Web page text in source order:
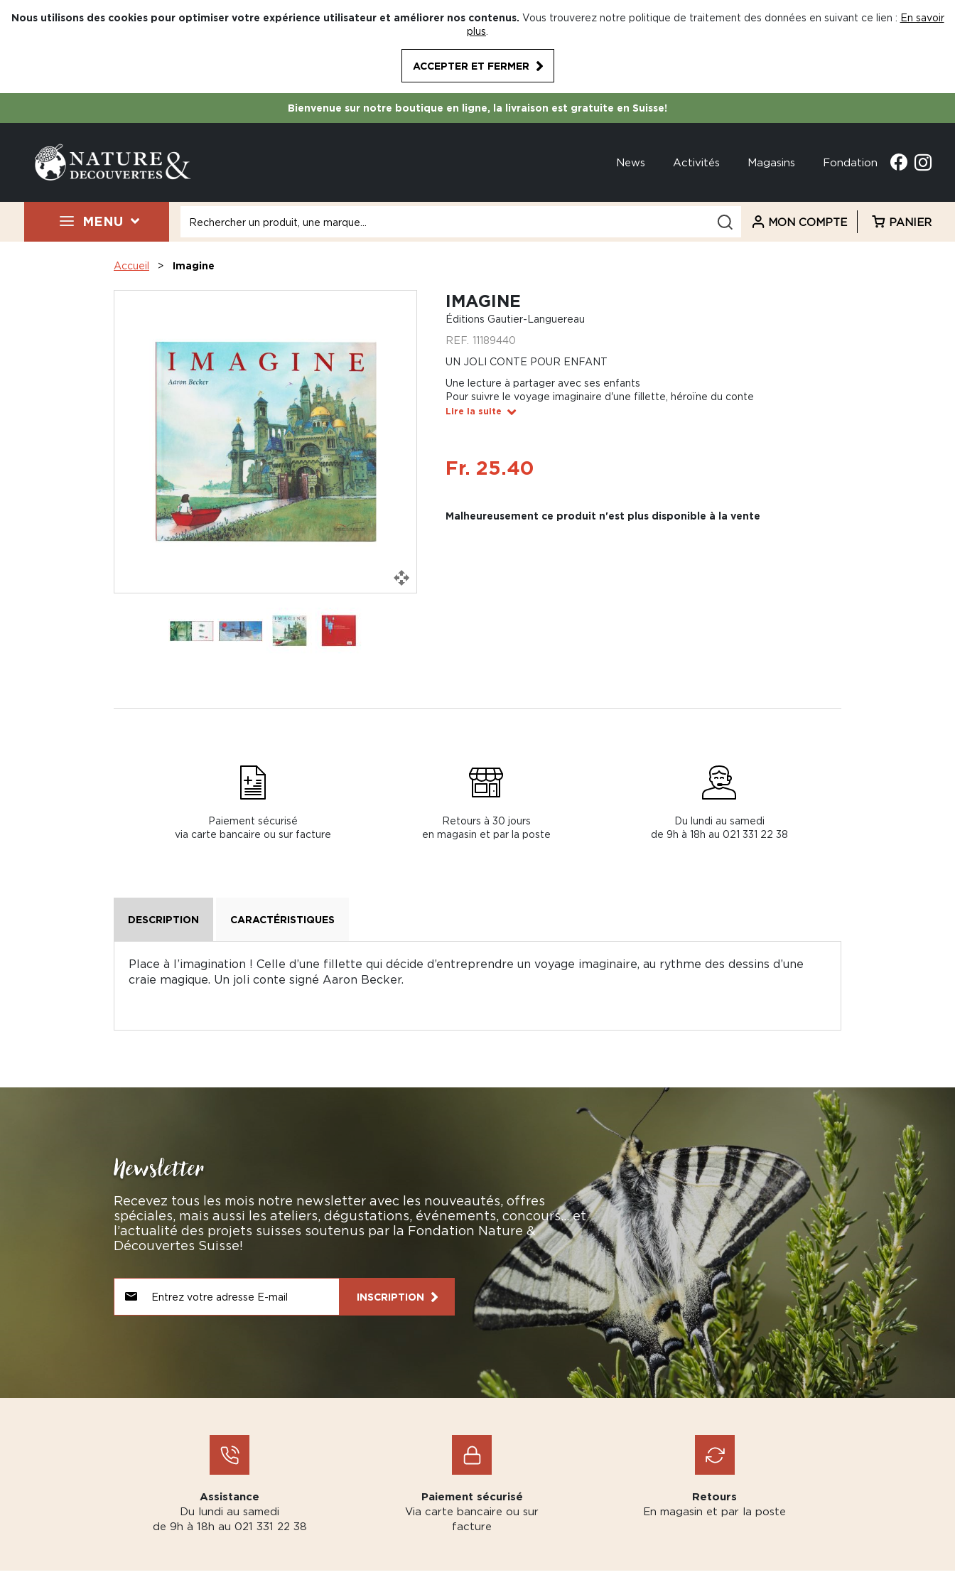
Nous utilisons des cookies pour optimiser votre expérience utilisateur et améliorer nos contenus. Vous trouverez notre politique de traitement des données en suivant ce lien : En savoir
plus
ACCEPTER ET FERMER
Bienvenue sur notre boutique en ligne, la livraison est gratuite en Suisse!
News Activités Magasins Fondation
MENU MON COMPTE PANIER
Accueil Imagine
IMAGINE
Éditions Gautier-Languereau
REF. 11189440
UN JOLI CONTE POUR ENFANT
Une lecture à partager avec ses enfants
Pour suivre le voyage imaginaire d'une fillette, héroïne du conte
Lire la suite
Fr. 25.40
Malheureusement ce produit n'est plus disponible à la vente
Paiement sécurisé
via carte bancaire ou sur facture
Retours à 30 jours
en magasin et par la poste
Du lundi au samedi
de 9h à 18h au 021 331 22 38
DESCRIPTION CARACTÉRISTIQUES
Place à l’imagination ! Celle d’une fillette qui décide d’entreprendre un voyage imaginaire, au rythme des dessins d’une
craie magique. Un joli conte signé Aaron Becker.
Newsletter
Recevez tous les mois notre newsletter avec les nouveautés, offres
spéciales, mais aussi les ateliers, dégustations, événements, concours… et
l’actualité des projets suisses soutenus par la Fondation Nature &
Découvertes Suisse!
INSCRIPTION
Assistance
Du lundi au samedi
de 9h à 18h au 021 331 22 38
Paiement sécurisé
Via carte bancaire ou sur
facture
Retours
En magasin et par la poste